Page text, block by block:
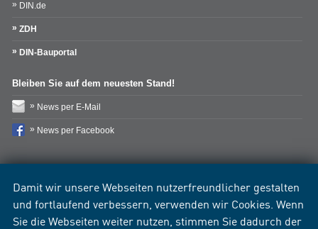
Damit wir unsere Webseiten nutzerfreundlicher gestalten
und fortlaufend verbessern, verwenden wir Cookies. Wenn
Sie die Webseiten weiter nutzen, stimmen Sie dadurch der
DIN.de
ZDH
DIN-Bauportal
Bleiben Sie auf dem neuesten Stand!
News per E-Mail
News per Facebook